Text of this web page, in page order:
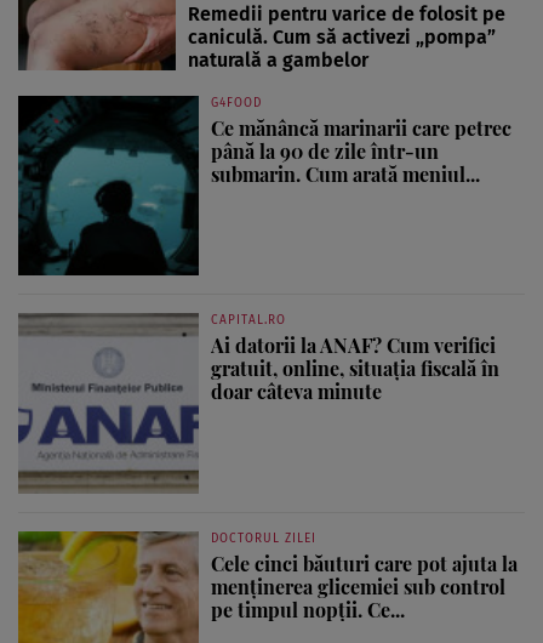
Remedii pentru varice de folosit pe
caniculă. Cum să activezi „pompa”
naturală a gambelor
G4FOOD
Ce mănâncă marinarii care petrec
până la 90 de zile într-un
submarin. Cum arată meniul...
CAPITAL.RO
Ai datorii la ANAF? Cum verifici
gratuit, online, situația fiscală în
doar câteva minute
DOCTORUL ZILEI
Cele cinci băuturi care pot ajuta la
menținerea glicemiei sub control
pe timpul nopții. Ce...